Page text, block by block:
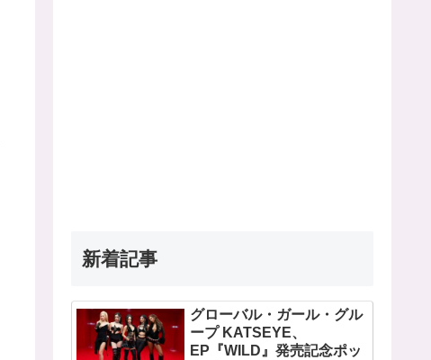
新着記事
グローバル・ガール・グル
ープ KATSEYE、
EP『WILD』発売記念ポッ